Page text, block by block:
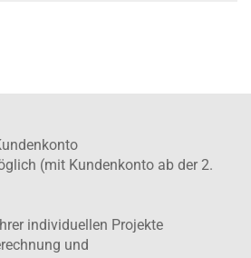
(mit Kundenkonto ab der 2.
individuellen Projekte
und